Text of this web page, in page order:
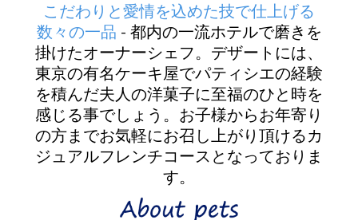
こだわりと愛情を込めた技で仕上げる
数々の一品 - 都内の一流ホテルで磨きを
掛けたオーナーシェフ。デザートには、
東京の有名ケーキ屋でパティシエの経験
を積んだ夫人の洋菓子に至福のひと時を
感じる事でしょう。お子様からお年寄り
の方までお気軽にお召し上がり頂けるカ
ジュアルフレンチコースとなっておりま
す。